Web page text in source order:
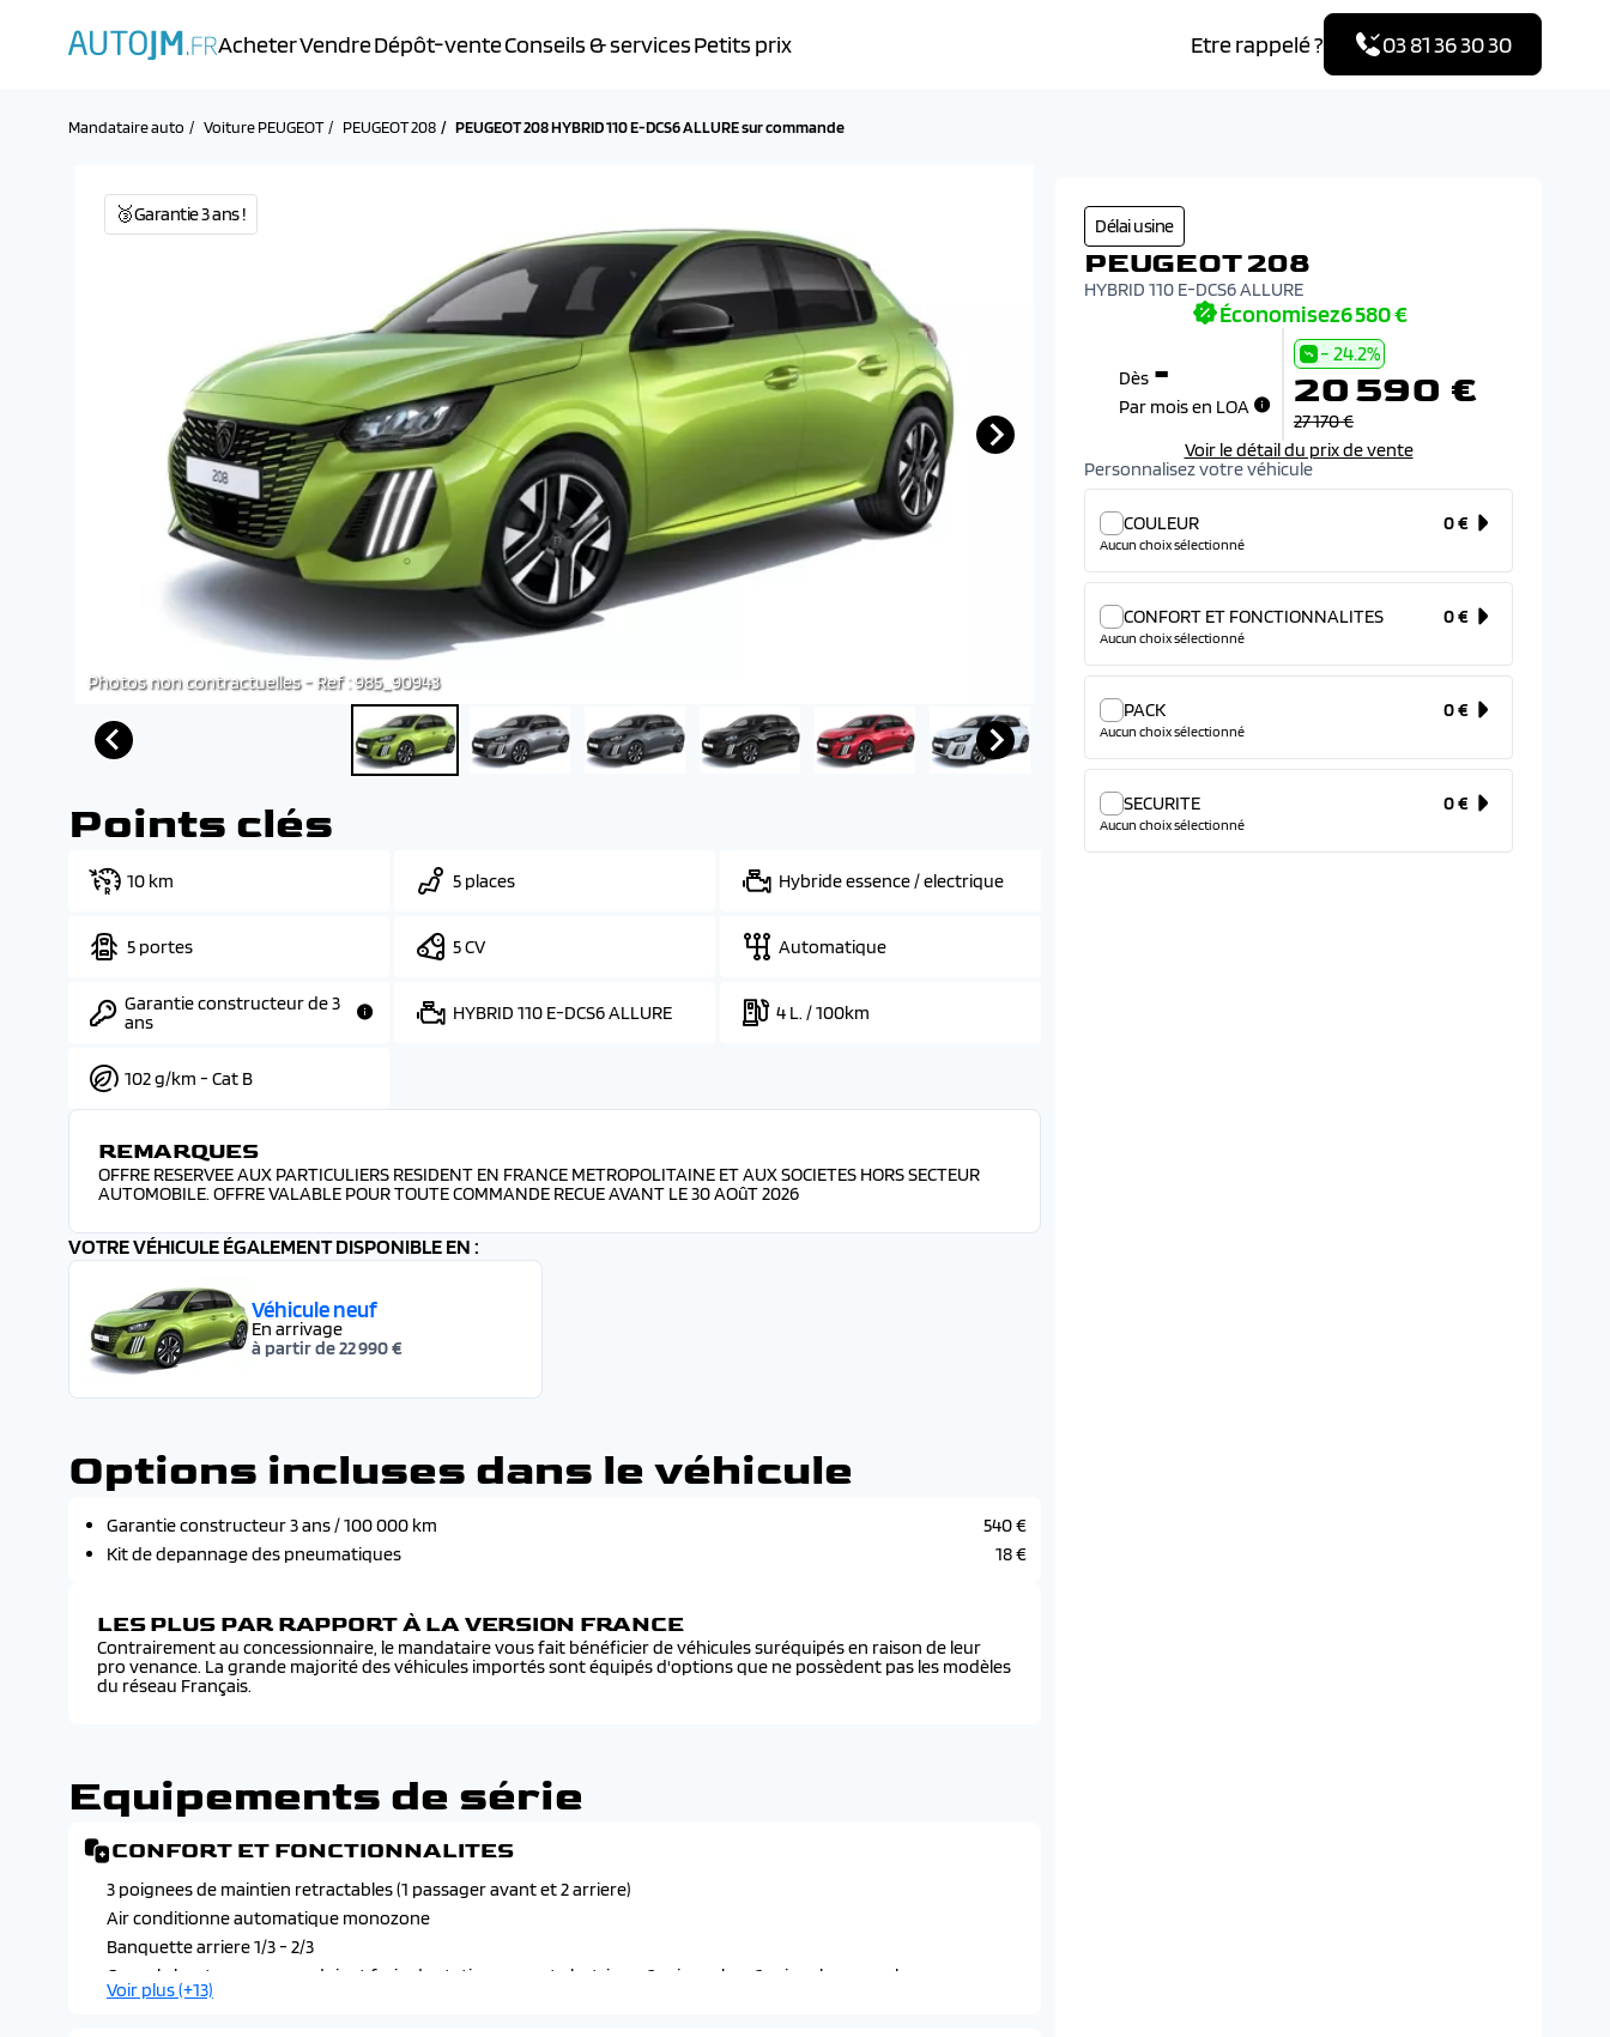
AcheterVendreDépôt-venteConseils & servicesPetits prix Etre rappelé ? 03 81 36 30 30
Mandataire auto Voiture PEUGEOT PEUGEOT 208 PEUGEOT 208 HYBRID 110 E-DCS6 ALLURE sur commande
Photos non contractuelles - Ref : 985_90943
🥉Garantie 3 ans !
Délai usine
PEUGEOT 208
HYBRID 110 E-DCS6 ALLURE
Économisez6 580 €
Dès -
Par mois en LOA
- 24.2%
20 590 €
27 170 €
Voir le détail du prix de vente
Personnalisez votre véhicule
COULEUR 0 €
Aucun choix sélectionné
CONFORT ET FONCTIONNALITES 0 €
Aucun choix sélectionné
PACK 0 €
Aucun choix sélectionné
SECURITE 0 €
Aucun choix sélectionné
Points clés
10 km 5 places Hybride essence / electrique
5 portes 5 CV Automatique
Garantie constructeur de 3
ans
HYBRID 110 E-DCS6 ALLURE 4 L. / 100km
102 g/km - Cat B
REMARQUES
OFFRE RESERVEE AUX PARTICULIERS RESIDENT EN FRANCE METROPOLITAINE ET AUX SOCIETES HORS SECTEUR
AUTOMOBILE. OFFRE VALABLE POUR TOUTE COMMANDE RECUE AVANT LE 30 AOûT 2026
VOTRE VÉHICULE ÉGALEMENT DISPONIBLE EN :
Véhicule neuf
En arrivage
à partir de 22 990 €
Options incluses dans le véhicule
Garantie constructeur 3 ans / 100 000 km
540 €
Kit de depannage des pneumatiques
18 €
LES PLUS PAR RAPPORT À LA VERSION FRANCE
Contrairement au concessionnaire, le mandataire vous fait bénéficier de véhicules suréquipés en raison de leur
pro venance. La grande majorité des véhicules importés sont équipés d'options que ne possèdent pas les modèles
du réseau Français.
Equipements de série
CONFORT ET FONCTIONNALITES
3 poignees de maintien retractables (1 passager avant et 2 arriere)
Air conditionne automatique monozone
Banquette arriere 1/3 - 2/3
Console haute avec accoudoir et frein de stationnement electrique, 1 prise usb-c, 1 pris usb-a pour les passagers
arriere et selecteur de mode de conduite (normal/eco et sport selon motorisation)
Voir plus (+13)